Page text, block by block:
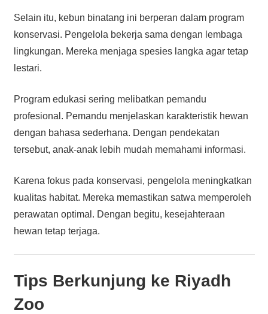
Selain itu, kebun binatang ini berperan dalam program
konservasi. Pengelola bekerja sama dengan lembaga
lingkungan. Mereka menjaga spesies langka agar tetap
lestari.
Program edukasi sering melibatkan pemandu
profesional. Pemandu menjelaskan karakteristik hewan
dengan bahasa sederhana. Dengan pendekatan
tersebut, anak-anak lebih mudah memahami informasi.
Karena fokus pada konservasi, pengelola meningkatkan
kualitas habitat. Mereka memastikan satwa memperoleh
perawatan optimal. Dengan begitu, kesejahteraan
hewan tetap terjaga.
Tips Berkunjung ke Riyadh
Zoo